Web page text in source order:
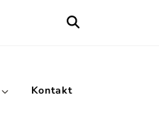
Kontakt